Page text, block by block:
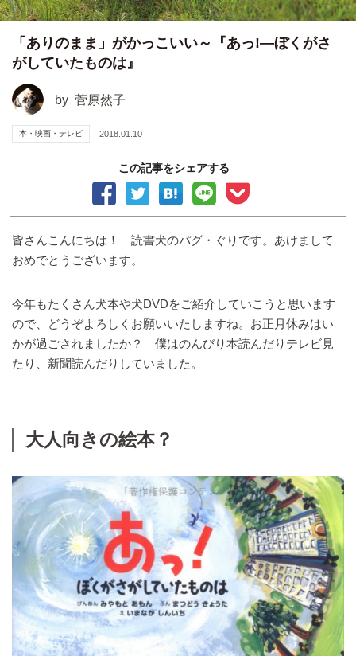
「ありのまま」がかっこいい～『あっ!―ぼくがさ
がしていたものは』
by 菅原然子
本・映画・テレビ 2018.01.10
この記事をシェアする
皆さんこんにちは！ 読書犬のパグ・ぐりです。あけまして
おめでとうございます。
今年もたくさん犬本や犬DVDをご紹介していこうと思います
ので、どうぞよろしくお願いいたしますね。お正月休みはい
かが過ごされましたか？ 僕はのんびり本読んだりテレビ見
たり、新聞読んだりしていました。
大人向きの絵本？